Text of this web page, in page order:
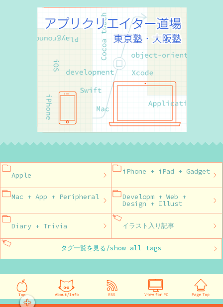
Apple iPhone + iPad + Gadget
Mac + App + Peripheral Developm + Web +
Design + Illust
Diary + Trivia イラスト入り記事
タグ一覧を見る/show all tags